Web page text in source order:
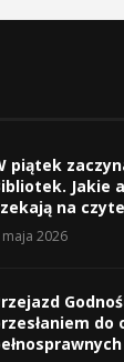
piątek
Jakie
na
maja 2026
do